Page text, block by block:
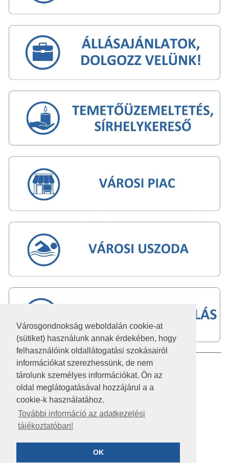
Városgondnokság weboldalán cookie-at
(sütiket) használunk annak érdekében, hogy
felhasználóink oldallátogatási szokásairól
információkat szerezhessünk, de nem
tárolunk személyes információkat. Ön az
oldal meglátogatásával hozzájárul a a
cookie-k használatához.
További információ az adatkezelési
tájékoztatóban!
OK
IMPRESSZUM
JOGI NYILATKOZAT
AKADÁLYMENTESÍTÉSI NYILATKOZAT
KÖZÉRDEKŰ ADATOK